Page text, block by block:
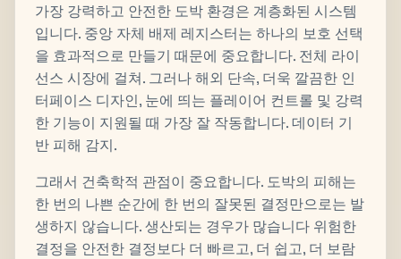
가장 강력하고 안전한 도박 환경은 계층화된 시스템
입니다. 중앙 자체 배제 레지스터는 하나의 보호 선택
을 효과적으로 만들기 때문에 중요합니다. 전체 라이
선스 시장에 걸쳐. 그러나 해외 단속, 더욱 깔끔한 인
터페이스 디자인, 눈에 띄는 플레이어 컨트롤 및 강력
한 기능이 지원될 때 가장 잘 작동합니다. 데이터 기
반 피해 감지.
그래서 건축학적 관점이 중요합니다. 도박의 피해는
한 번의 나쁜 순간에 한 번의 잘못된 결정만으로는 발
생하지 않습니다. 생산되는 경우가 많습니다 위험한
결정을 안전한 결정보다 더 빠르고, 더 쉽고, 더 보람